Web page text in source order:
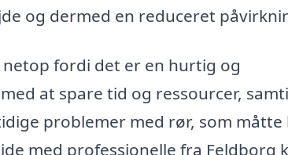
og dermed en reduceret
fordi det er en hurtig og
at spare tid og ressourcer,
problemer med rør, som
med professionelle fra Feldborg